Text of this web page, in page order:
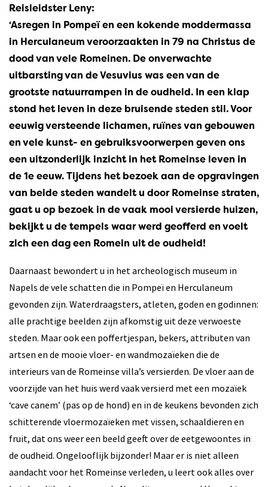
Reisleidster Leny:
‘Asregen in Pompeï en een kokende moddermassa
in Herculaneum veroorzaakten in 79 na Christus de
dood van vele Romeinen. De onverwachte
uitbarsting van de Vesuvius was een van de
grootste natuurrampen in de oudheid. In een klap
stond het leven in deze bruisende steden stil. Voor
eeuwig versteende lichamen, ruïnes van gebouwen
en vele kunst- en gebruiksvoorwerpen geven ons
een uitzonderlijk inzicht in het Romeinse leven in
de 1e eeuw. Tijdens het bezoek aan de opgravingen
van beide steden wandelt u door Romeinse straten,
gaat u op bezoek in de vaak mooi versierde huizen,
bekijkt u de tempels waar werd geofferd en voelt
zich een dag een Romein uit de oudheid!
Daarnaast bewondert u in het archeologisch museum in
Napels de vele schatten die in Pompeï en Herculaneum
gevonden zijn. Waterdraagsters, atleten, goden en godinnen:
alle prachtige beelden zijn afkomstig uit deze verwoeste
steden. Maar ook een poffertjespan, bekers, attributen van
artsen en de mooie vloer- en wandmozaïeken die de
interieurs van de Romeinse villa’s versierden. De vloer aan de
voorzijde van het huis werd vaak versierd met een mozaïek
‘cave canem’ (pas op de hond) en in de keukens bevonden zich
schitterende vloermozaïeken met vissen, schaaldieren en
fruit, dat ons weer een beeld geeft over de eetgewoontes in
de oudheid. Ongelooflijk bijzonder! Maar er is niet alleen
aandacht voor het Romeinse verleden, u leert ook alles over